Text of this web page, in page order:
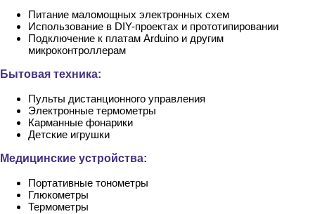
Питание маломощных электронных схем
Использование в DIY-проектах и прототипировании
Подключение к платам Arduino и другим
микроконтроллерам
Бытовая техника:
Пульты дистанционного управления
Электронные термометры
Карманные фонарики
Детские игрушки
Медицинские устройства:
Портативные тонометры
Глюкометры
Термометры